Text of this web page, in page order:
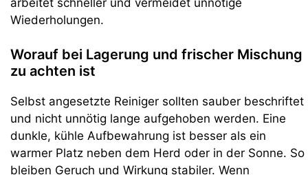
Wiederholungen.
Worauf bei Lagerung und frischer Mischung
zu achten ist
Selbst angesetzte Reiniger sollten sauber beschriftet
und nicht unnötig lange aufgehoben werden. Eine
dunkle, kühle Aufbewahrung ist besser als ein
warmer Platz neben dem Herd oder in der Sonne. So
bleiben Geruch und Wirkung stabiler. Wenn